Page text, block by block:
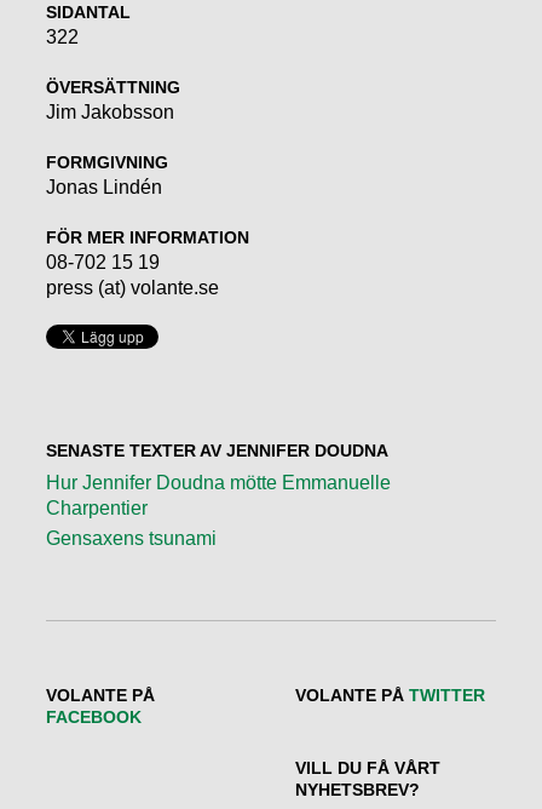
SIDANTAL
322
ÖVERSÄTTNING
Jim Jakobsson
FORMGIVNING
Jonas Lindén
FÖR MER INFORMATION
08-702 15 19
press (at) volante.se
SENASTE TEXTER AV JENNIFER DOUDNA
Hur Jennifer Doudna mötte Emmanuelle
Charpentier
Gensaxens tsunami
VOLANTE PÅ
FACEBOOK
VOLANTE PÅ TWITTER
VILL DU FÅ VÅRT
NYHETSBREV?